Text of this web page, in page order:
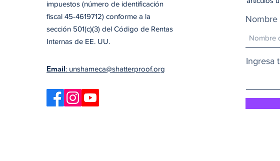
impuestos (número de identificación
fiscal 45-4619712) conforme a la
sección 501(c)(3) del Código de Rentas
Internas de EE. UU.
Email: unshameca@shatterproof.org
Nombre
Ingresa